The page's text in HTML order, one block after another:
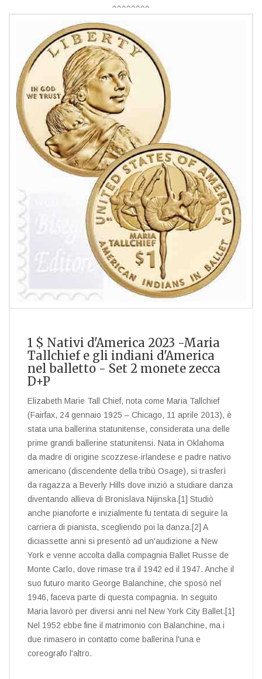
1 $ Nativi d'America 2023 -Maria
Tallchief e gli indiani d'America
nel balletto - Set 2 monete zecca
D+P
Elizabeth Marie Tall Chief, nota come Maria Tallchief
(Fairfax, 24 gennaio 1925 – Chicago, 11 aprile 2013), è
stata una ballerina statunitense, considerata una delle
prime grandi ballerine statunitensi. Nata in Oklahoma
da madre di origine scozzese-irlandese e padre nativo
americano (discendente della tribù Osage), si trasferì
da ragazza a Beverly Hills dove iniziò a studiare danza
diventando allieva di Bronislava Nijinska.[1] Studiò
anche pianoforte e inizialmente fu tentata di seguire la
carriera di pianista, scegliendo poi la danza.[2] A
diciassette anni si presentò ad un'audizione a New
York e venne accolta dalla compagnia Ballet Russe de
Monte Carlo, dove rimase tra il 1942 ed il 1947. Anche il
suo futuro marito George Balanchine, che sposò nel
1946, faceva parte di questa compagnia. In seguito
Maria lavorò per diversi anni nel New York City Ballet.[1]
Nel 1952 ebbe fine il matrimonio con Balanchine, ma i
due rimasero in contatto come ballerina l'una e
coreografo l'altro.